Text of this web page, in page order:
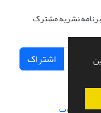
نشریه مشترک
اشتراک
از سیناوب